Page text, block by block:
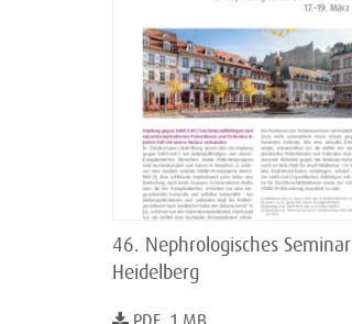
46. Nephrologisches Seminar
Heidelberg